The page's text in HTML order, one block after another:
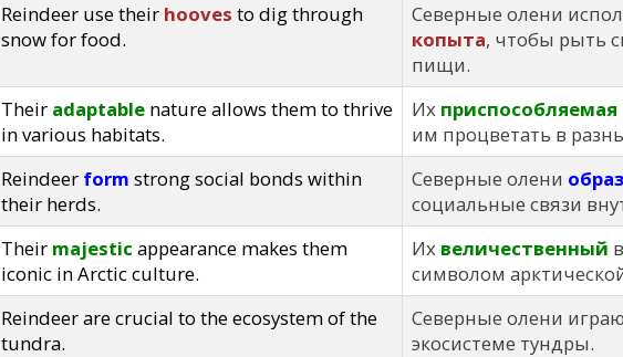
Reindeer use their hooves to dig through
snow for food.
Северные олени
копыта, чтобы рыть
пищи.
Their adaptable nature allows them to thrive
in various habitats.
Их приспособляемая
им процветать в
Reindeer form strong social bonds within
their herds.
Северные олени
социальные связи
Their majesticappearance makes them
iconic in Arctic culture.
Их величественный
символом
Reindeer are crucial to the ecosystem of the
tundra.
Северные олени
экосистеме тундры.